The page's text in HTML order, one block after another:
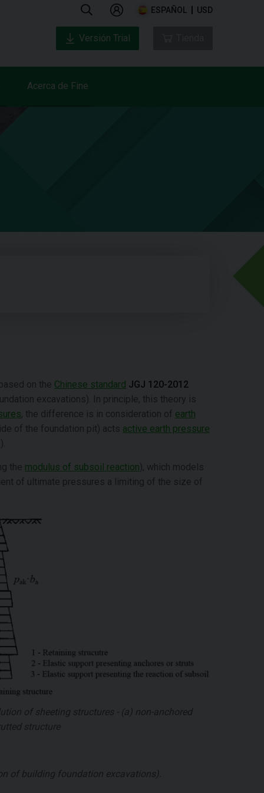
ESPAÑOL USD
Acerca de Fine
Versión Trial
on the Chinese standard JGJ 120-2012
excavations). In principle, this theory is
, the difference is in consideration of earth
of the foundation pit) acts active earth pressure
the modulus of subsoil reaction), which models
of ultimate pressures a limiting of the size of
of sheeting structures - (a) non-anchored
structure
of building foundation excavations).